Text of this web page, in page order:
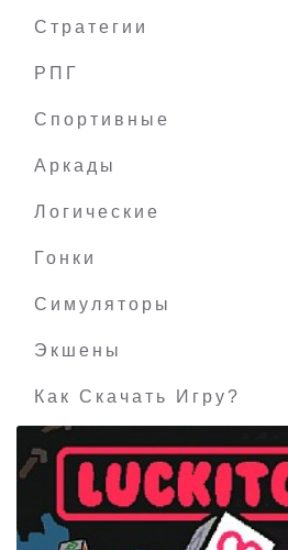
Стратегии
РПГ
Спортивные
Аркады
Логические
Гонки
Симуляторы
Экшены
Как Скачать Игру?